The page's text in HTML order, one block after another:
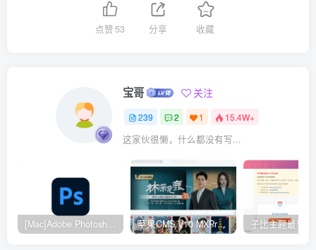
点赞 53 分享 收藏
宝哥 关注
239 2 1 15.4W+
这家伙很懒，什么都没有写...
苹果CMS V10 MXProV4.5 觅知优化版